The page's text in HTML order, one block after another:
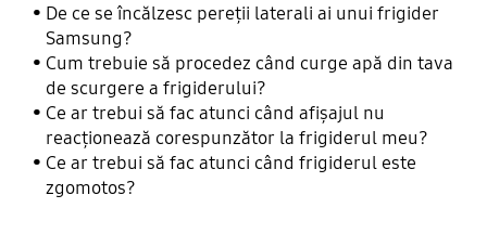
De ce se încălzesc pereții laterali ai unui frigider
Samsung?
Cum trebuie să procedez când curge apă din tava
de scurgere a frigiderului?
Ce ar trebui să fac atunci când afișajul nu
reacționează corespunzător la frigiderul meu?
Ce ar trebui să fac atunci când frigiderul este
zgomotos?